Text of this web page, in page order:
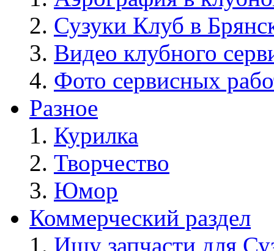
Сузуки Клуб в
Видео клубного
Фото сервисных
Разное
Курилка
Творчество
Юмор
Коммерческий раздел
Ищу запчасти для